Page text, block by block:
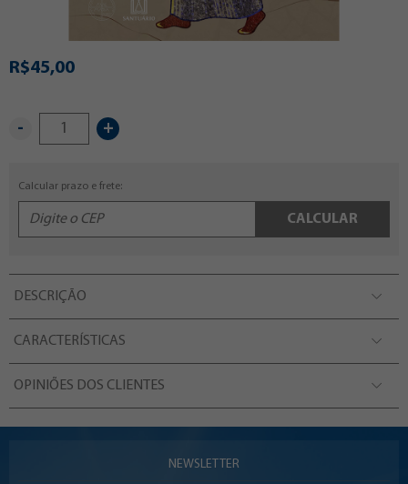
R$45,00
- +
Calcular prazo e frete:
CALCULAR
DESCRIÇÃO
CARACTERÍSTICAS
OPINIÕES DOS CLIENTES
NEWSLETTER